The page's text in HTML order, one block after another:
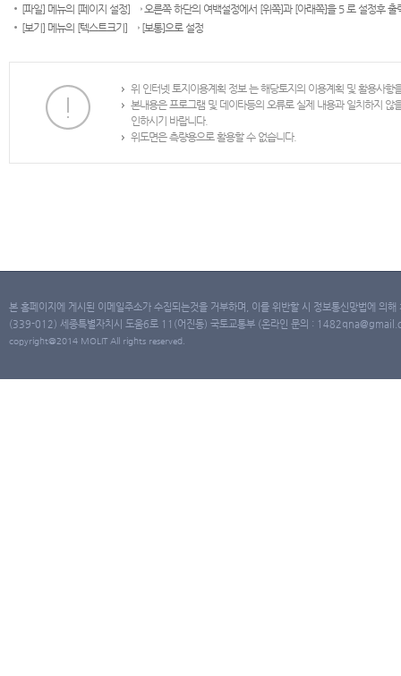
[파일] 메뉴의 [페이지 설정] → 오른쪽 하단의 여백설정에서 [위쪽]과 [아래쪽]을 5 로 설정후 출
[보기] 메뉴의 [텍스트크기] → [보통]으로 설정
위 인터넷 토지이용계획 정보 는 해당토지의 이용계획 및 활용사
본내용은 프로그램 및 데이타등의 오류로 실제 내용과 일치하지
인하시기 바랍니다.
위도면은 측량용으로 활용할 수 없습니다.
본 홈페이지에 게시된 이메일주소가 수집되는것을 거부하며, 이를 위반할 시 정보통신망법에 의
(339-012) 세종특별자치시 도움6로 11(어진동) 국토교통부 (온라인 문의 :
copyright@2014 MOLIT All rights reserved.